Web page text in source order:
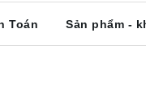
Toán Sản phẩm -